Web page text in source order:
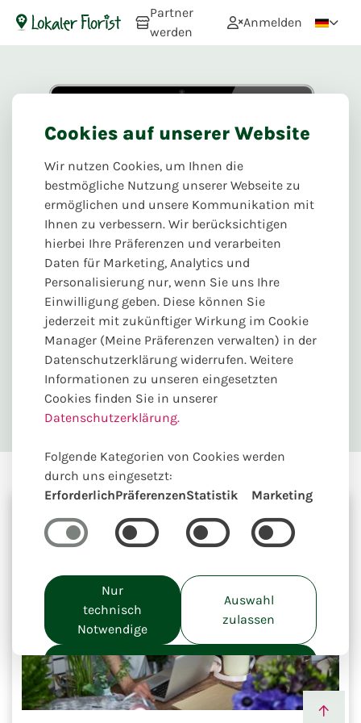
Partner
werden
Anmelden
Ihr kompletter und
wartungsfreier
Webshop, der mit
Ihrem Umsatz wächst
Cookies auf unserer Website
Wir nutzen Cookies, um Ihnen die
bestmögliche Nutzung unserer Webseite zu
ermöglichen und unsere Kommunikation mit
Ihnen zu verbessern. Wir berücksichtigen
hierbei Ihre Präferenzen und verarbeiten
Daten für Marketing, Analytics und
Personalisierung nur, wenn Sie uns Ihre
Einwilligung geben. Diese können Sie
jederzeit mit zukünftiger Wirkung im Cookie
Manager (Meine Präferenzen verwalten) in der
Datenschutzerklärung widerrufen. Weitere
Informationen zu unseren eingesetzten
Cookies finden Sie in unserer
Datenschutzerklärung.
Folgende Kategorien von Cookies werden
durch uns eingesetzt:
ErforderlichPräferenzenStatistik Marketing
Nur
technisch
Notwendige
Auswahl
zulassen
Alle akzeptieren